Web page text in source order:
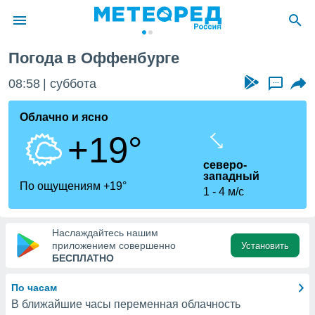
о
Вы можете
к этому
доступ
Погода в Оффенбурге
08:58 суббота ...
Облачно и ясно
+19°
По ощущениям +19°
северо-
западный
1
4 м/с
Наслаждайтесь нашим
приложением совершенно
БЕСПЛАТНО
Установить
По часам
В ближайшие часы переменная облачность